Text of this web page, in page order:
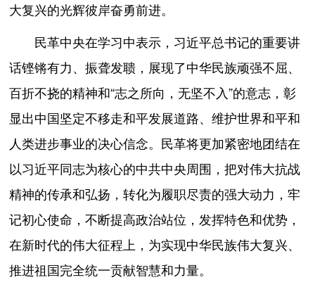
大复兴的光辉彼岸奋勇前进。
民革中央在学习中表示，习近平总书记的重要讲
话铿锵有力、振聋发聩，展现了中华民族顽强不屈、
百折不挠的精神和“志之所向，无坚不入”的意志，彰
显出中国坚定不移走和平发展道路、维护世界和平和
人类进步事业的决心信念。民革将更加紧密地团结在
以习近平同志为核心的中共中央周围，把对伟大抗战
精神的传承和弘扬，转化为履职尽责的强大动力，牢
记初心使命，不断提高政治站位，发挥特色和优势，
在新时代的伟大征程上，为实现中华民族伟大复兴、
推进祖国完全统一贡献智慧和力量。